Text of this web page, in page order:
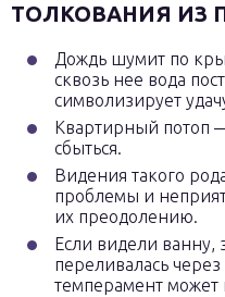
ТОЛКОВАНИЯ ИЗ
Дождь шумит по
сквозь нее вода
символизирует
Квартирный потоп
сбыться.
Видения такого
проблемы и
их преодолению.
Если видели ванну,
переливалась
темперамент